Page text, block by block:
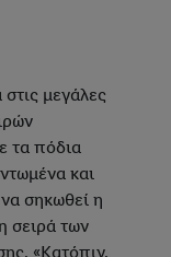
μεγάλες
τα πόδια
και
σηκωθεί η
σειρά των
«Κατόπιν,